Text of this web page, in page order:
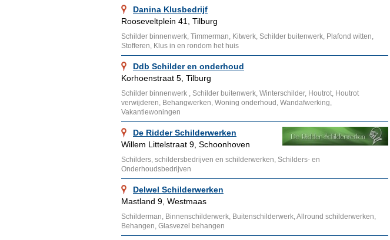
Danina Klusbedrijf
Rooseveltplein 41, Tilburg
Schilder binnenwerk, Timmerman, Kitwerk, Schilder buitenwerk, Plafond witten,
Stofferen, Klus in en rondom het huis
Ddb Schilder en onderhoud
Korhoenstraat 5, Tilburg
Schilder binnenwerk , Schilder buitenwerk, Winterschilder, Houtrot, Houtrot
verwijderen, Behangwerken, Woning onderhoud, Wandafwerking,
Vakantiewoningen
De Ridder Schilderwerken
Willem Littelstraat 9, Schoonhoven
Schilders, schildersbedrijven en schilderwerken, Schilders- en
Onderhoudsbedrijven
Delwel Schilderwerken
Mastland 9, Westmaas
Schilderman, Binnenschilderwerk, Buitenschilderwerk, Allround schilderwerken,
Behangen, Glasvezel behangen